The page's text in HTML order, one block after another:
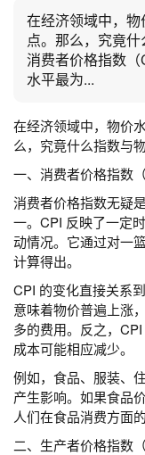
在经济领域中，
点。那么，究竟什
消费者价格指数
水平最为...
在经济领域中，物价
么，究竟什么指数与
一、消费者价格指数（
消费者价格指数无疑
一。CPI 反映了一定
动情况。它通过对一
计算得出。
CPI 的变化直接关系
意味着物价普遍上涨
多的费用。反之，
成本可能相应减少。
例如，食品、服装、
产生影响。如果食品
人们在食品消费方面
二、生产者价格指数（